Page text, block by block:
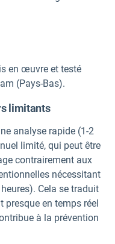
en œuvre et testé
(Pays-Bas).
limitants
analyse rapide (1-2
limité, qui peut être
contrairement aux
nécessitant
Cela se traduit
presque en temps réel
à la prévention